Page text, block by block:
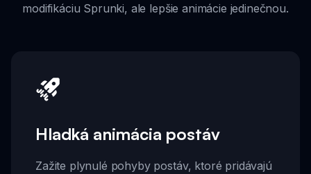
modifikáciu Sprunki, ale lepšie animácie jedinečnou.
Hladká animácia postáv
Zažite plynulé pohyby postáv, ktoré pridávajú